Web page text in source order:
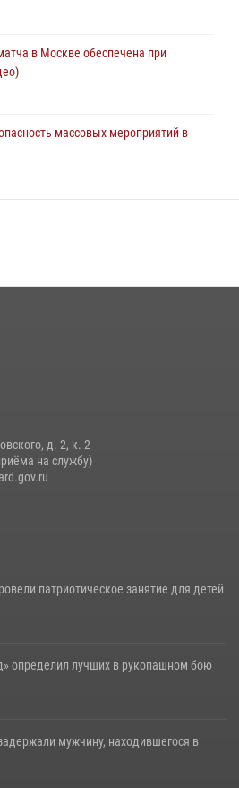
в Москве обеспечена при
массовых мероприятий в
(видео)
массового пребывания молодежи в
д. 2, к. 2
на службу)
патриотическое занятие для детей
определил лучших в рукопашном бою
мужчину, находившегося в